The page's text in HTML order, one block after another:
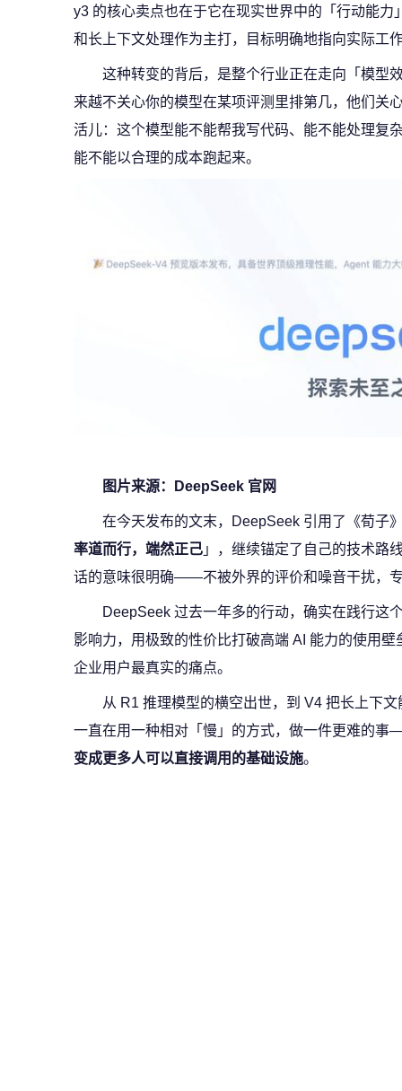
y3 的核心卖点也在于它在现实世界中的「行动能
和长上下文处理作为主打，目标明确地指向实际工
这种转变的背后，是整个行业正在走向「模型
来越不关心你的模型在某项评测里排第几，他们关
活儿：这个模型能不能帮我写代码、能不能处理复
能不能以合理的成本跑起来。
图片来源：DeepSeek 官网
在今天发布的文末，DeepSeek 引用了《荀子
率道而行，端然正己 」，继续锚定了自己的技术路
话的意味很明确——不被外界的评价和噪音干扰，
DeepSeek 过去一年多的行动，确实在践行这
影响力，用极致的性价比打破高端 AI 能力的使用
企业用户最真实的痛点。
从 R1 推理模型的横空出世，到 V4 把长上下
一直在用一种相对「慢」的方式，做一件更难的
变成更多人可以直接调用的基础设施。